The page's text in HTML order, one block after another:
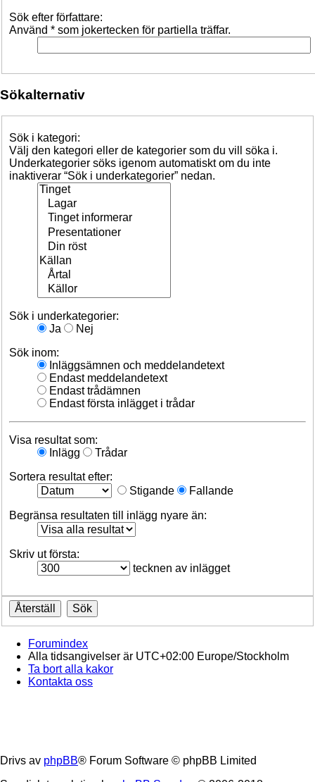
Sök efter författare:
Använd * som jokertecken för partiella träffar.
Sökalternativ
Sök i kategori:
Välj den kategori eller de kategorier som du vill söka i.
Underkategorier söks igenom automatiskt om du inte
inaktiverar “Sök i underkategorier” nedan.
Sök i underkategorier:
Ja
Nej
Sök inom:
Inläggsämnen och meddelandetext
Endast meddelandetext
Endast trådämnen
Endast första inlägget i trådar
Visa resultat som:
Inlägg
Trådar
Sortera resultat efter:
Stigande
Fallande
Begränsa resultaten till inlägg nyare än:
Skriv ut första:
tecknen av inlägget
Forumindex
Alla tidsangivelser är UTC+02:00 Europe/Stockholm
Ta bort alla kakor
Kontakta oss
Drivs av phpBB® Forum Software © phpBB Limited